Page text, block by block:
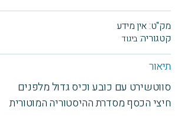
חיצי
הכסף
הדפסה
תיאור
סווטשירט עם כובע וכיס גדול מלפנים
חיצי הכסף מסדרת ההיסטוריה המוטורית
מק"ט: אין מידע
קטגוריה: ביגוד